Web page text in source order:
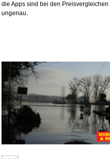
die Apps sind bei den Preisvergleichen
ungenau.